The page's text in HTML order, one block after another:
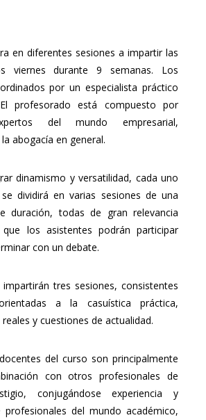
en diferentes sesiones a impartir las
viernes durante 9 semanas. Los
por un especialista práctico
profesorado está compuesto por
del mundo empresarial,
abogacía en general.
dinamismo y versatilidad, cada uno
dividirá en varias sesiones de una
duración, todas de gran relevancia
los asistentes podrán participar
con un debate.
tres sesiones, consistentes
a la casuística práctica,
y cuestiones de actualidad.
del curso son principalmente
con otros profesionales de
conjugándose experiencia y
del mundo académico,